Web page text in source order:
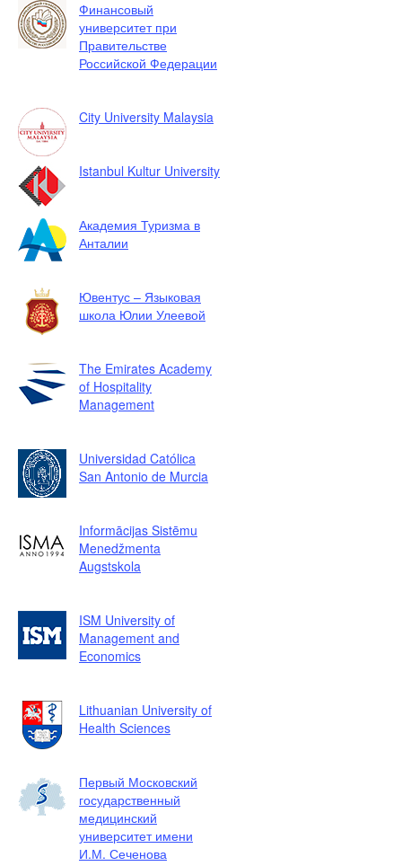
Финансовый
университет при
Правительстве
Российской Федерации
City University Malaysia
Istanbul Kultur University
Академия Туризма в
Анталии
Ювентус – Языковая
школа Юлии Улеевой
The Emirates Academy
of Hospitality
Management
Universidad Católica
San Antonio de Murcia
Informācijas Sistēmu
Menedžmenta
Augstskola
ISM University of
Management and
Economics
Lithuanian University of
Health Sciences
Первый Московский
государственный
медицинский
университет имени
И.М. Сеченова